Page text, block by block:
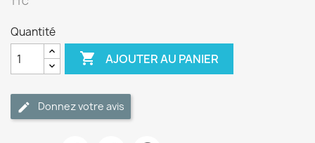
Quantité
 AJOUTER AU PANIER
Donnez votre avis